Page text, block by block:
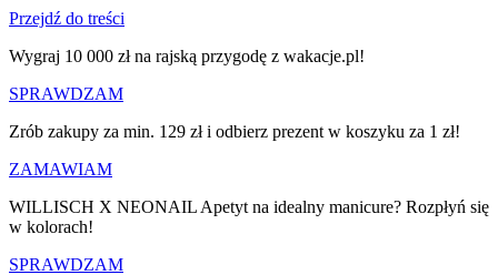
Przejdź do treści
Wygraj 10 000 zł na rajską przygodę z wakacje.pl!​
SPRAWDZAM
Zrób zakupy za min. 129 zł i odbierz prezent w koszyku za 1 zł!
ZAMAWIAM
WILLISCH X NEONAIL Apetyt na idealny manicure? Rozpłyń się
w kolorach!
SPRAWDZAM